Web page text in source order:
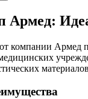
Армед:
компании Армед